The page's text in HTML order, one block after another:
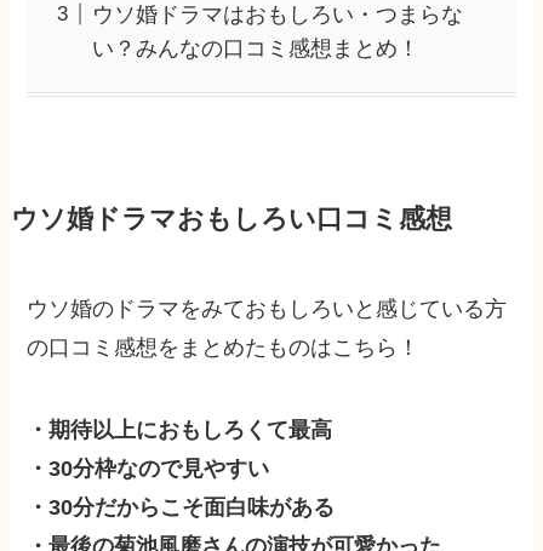
ウソ婚ドラマはおもしろい・つまらな
い？みんなの口コミ感想まとめ！
ウソ婚ドラマおもしろい口コミ感想
ウソ婚のドラマをみておもしろいと感じている方
の口コミ感想をまとめたものはこちら！
・期待以上におもしろくて最高
・30分枠なので見やすい
・30分だからこそ面白味がある
・最後の菊池風磨さんの演技が可愛かった